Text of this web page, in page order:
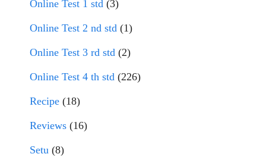
Online Test 1 std (3)
Online Test 2 nd std (1)
Online Test 3 rd std (2)
Online Test 4 th std (226)
Recipe (18)
Reviews (16)
Setu (8)